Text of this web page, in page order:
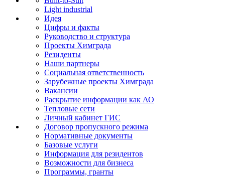
Light industrial
Идея
Цифры и факты
Руководство и структура
Проекты Химграда
Резиденты
Наши партнеры
Социальная ответственность
Зарубежные проекты Химграда
Вакансии
Раскрытие информации как АО
Тепловые сети
Личный кабинет ГИС
Договор пропускного режима
Нормативные документы
Базовые услуги
Информация для резидентов
Возможности для бизнеса
Программы, гранты